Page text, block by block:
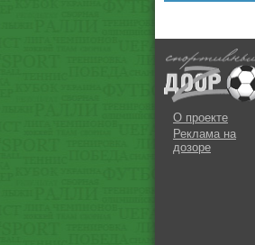
О проекте
Реклама на
дозоре